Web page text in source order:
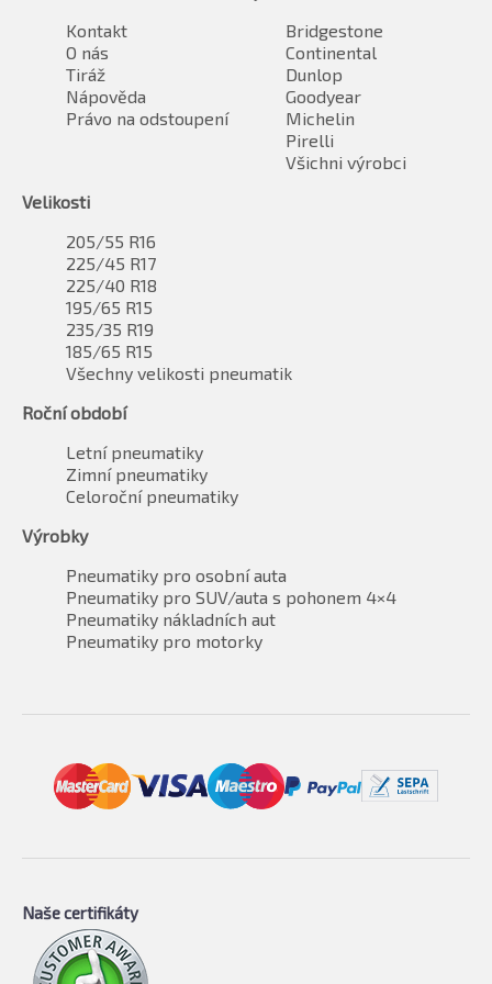
Kontakt
O nás
Tiráž
Nápověda
Právo na odstoupení
Bridgestone
Continental
Dunlop
Goodyear
Michelin
Pirelli
Všichni výrobci
Velikosti
205/55 R16
225/45 R17
225/40 R18
195/65 R15
235/35 R19
185/65 R15
Všechny velikosti pneumatik
Roční období
Letní pneumatiky
Zimní pneumatiky
Celoroční pneumatiky
Výrobky
Pneumatiky pro osobní auta
Pneumatiky pro SUV/auta s pohonem 4×4
Pneumatiky nákladních aut
Pneumatiky pro motorky
Naše certifikáty